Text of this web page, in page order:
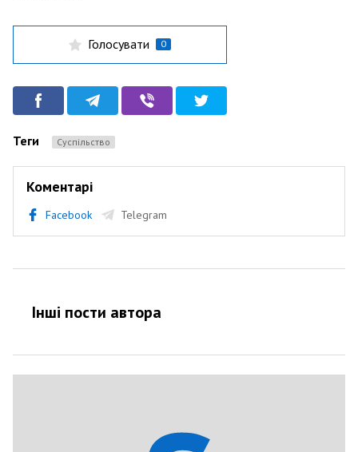
Голосувати 0
Теги Суспільство
Коментарі
Facebook Telegram
Інші пости автора